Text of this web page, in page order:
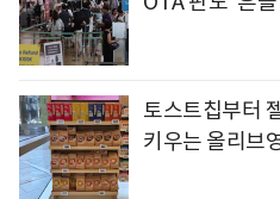
토스트칩부터
키우는 올리브